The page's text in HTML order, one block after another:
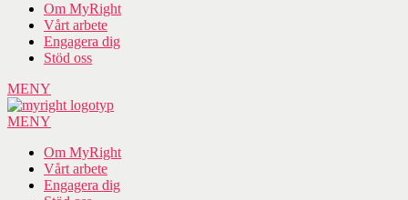
Om MyRight
Vårt arbete
Engagera dig
Stöd oss
MENY
MENY
Om MyRight
Vårt arbete
Engagera dig